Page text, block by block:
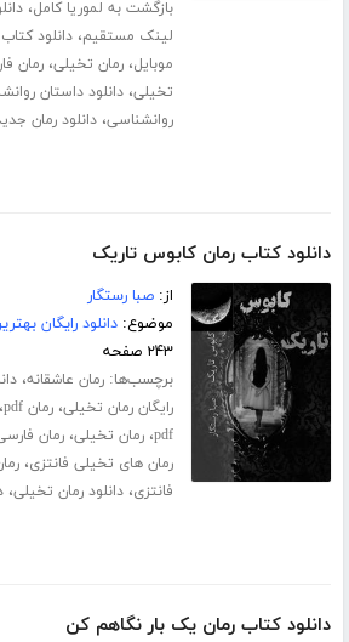
بازگشت به لموریا کامل،
لینک مستقیم،دانلود
موبایل،رمان تخیلی،رمان
تخیلی،دانلود داستان
روانشناسی،دانلود رمان
دانلود کتاب رمان کابوس تاریک
از:صبا رستگار
موضوع:دانلود رایگان
۲۴۳ صفحه
برچسب‌ها:رمان عاشقانه،
رایگان رمان تخیلی،رمان pdf
pdf،رمان تخیلی،رمان
رمان های تخیلی فانتزی،
فانتزی،دانلود رمان تخیلی،
دانلود کتاب رمان یک بار نگاهم کن